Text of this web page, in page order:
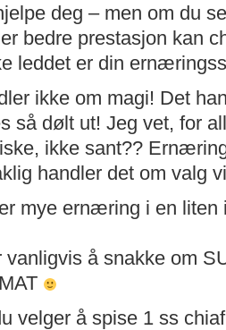
deg – men om du
bedre prestasjon kan
leddet er din
ikke om magi! Det
så dølt ut! Jeg vet, for
ikke sant??
handler det om valg
mye ernæring i en liten
vanligvis å snakke om
velger å spise 1 ss